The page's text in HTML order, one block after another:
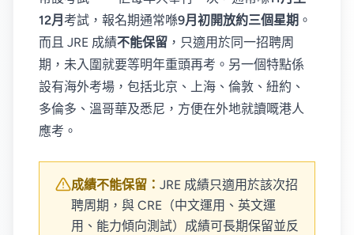
12月 考試，報名期通常喺9月初開放約三個星期 。
而且 JRE 成績不能保留 ，只適用於同一招聘周
期，未入圍就要等明年重頭再考。另一個特點係
設有海外考場，包括北京、上海、倫敦、紐約、
多倫多、溫哥華及悉尼，方便在外地就讀嘅港人
應考。
成績不能保留： JRE 成績只適用於該次招
聘周期，與 CRE（中文運用、英文運
用、能力傾向測試）成績可長期保留並反